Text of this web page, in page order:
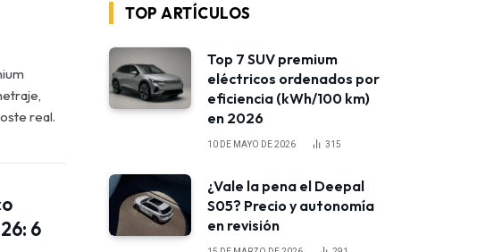
real.
6
TOP ARTÍCULOS
Top 7 SUV premium
eléctricos ordenados por
eficiencia (kWh/100 km)
en 2026
10 DE MAYO DE 2026 315
¿Vale la pena el Deepal
S05? Precio y autonomía
en revisión